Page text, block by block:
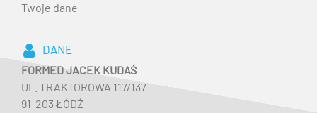
Twoje dane
DANE
FORMED JACEK KUDAŚ
UL. TRAKTOROWA 117/137
91-203 ŁÓDŹ